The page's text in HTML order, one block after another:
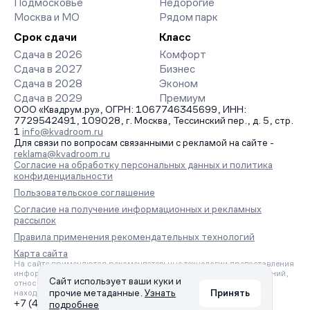
Подмосковье
Москва и МО
Недорогие
Рядом парк
Срок сдачи
Сдача в 2026
Сдача в 2027
Сдача в 2028
Сдача в 2029
Класс
Комфорт
Бизнес
Эконом
Премиум
ООО «Квадрум.ру», ОГРН: 1067746345699, ИНН:
7729542491, 109028, г. Москва, Тессинский пер., д. 5, стр.
1 info@kvadroom.ru
Для связи по вопросам связанными с рекламой на сайте -
reklama@kvadroom.ru
Согласие на обработку персональных данных и политика
конфиденциальности
Пользовательское соглашение
Согласие на получение информационных и рекламных
рассылок
Правила применения рекомендательных технологий
Карта сайта
На сайте применяются рекомендательные технологии предоставления
информации на основе сбора, систематизации и анализа сведений,
относящихся к предпочтениям пользователей сети «Интернет»,
находящихся на территории Российской Федерации.
+7 (495) 157-88-80
Сайт использует ваши куки и
прочие метаданные. Узнать
подробнее
Принять